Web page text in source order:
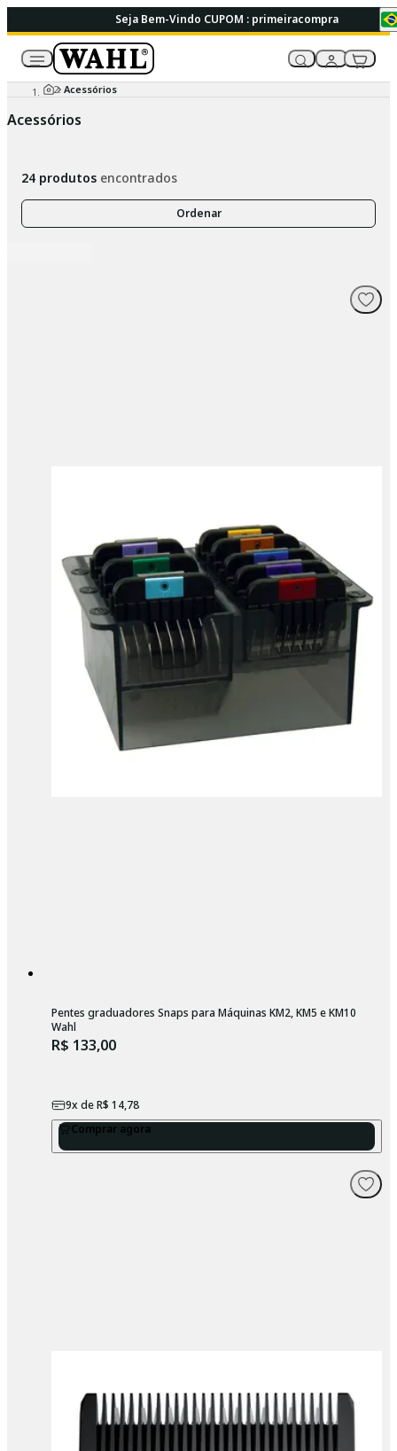
Seja Bem-Vindo CUPOM : primeiracompra
Acessórios
Acessórios
24 produtos encontrados
Ordenar
Pentes graduadores Snaps para Máquinas KM2, KM5 e KM10
Wahl
R$ 133,00
9x deR$ 14,78
Comprar agora